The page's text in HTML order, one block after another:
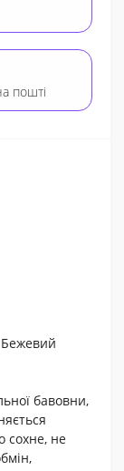
пошті
бавовни,
сохне, не